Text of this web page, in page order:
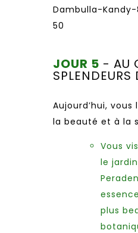
Dambulla-
50
JOUR 5 - AU
Aujourd’hui, vous
la beauté et à la
Vous
le
plus